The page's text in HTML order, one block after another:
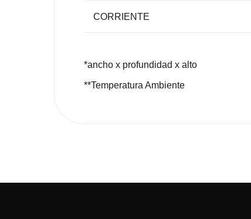
CORRIENTE
*ancho x profundidad x alto
**Temperatura Ambiente